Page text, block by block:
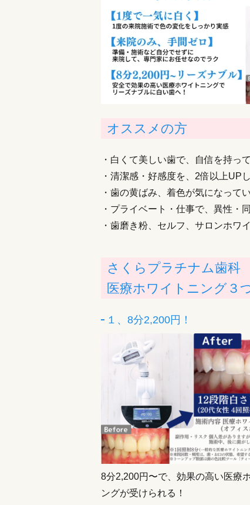
オススメの方
・白くて美しい歯で、自信を持っ
・清潔感・好感度を、2倍以上UP
・歯の黄ばみ、着色が気になって
・プライベート・仕事で、異性・
・歯磨き粉、セルフ、サロンホワ
さくらプラチナム歯科
医療ホワイトニング３
１、8分2,200円！
8分2,200円〜で、効果の高い医療
ングが受けられる！